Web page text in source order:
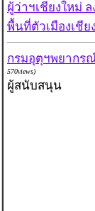
ผู้ว่าฯเชียงใหม่
พื้นที่ตัวเมืองเชีย
กรมอุตุฯพยากร
570views)
ผู้สนับสนุน